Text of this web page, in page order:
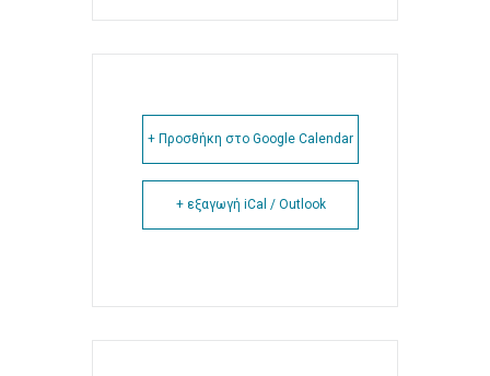
+ Προσθήκη στο Google Calendar
+ εξαγωγή iCal / Outlook